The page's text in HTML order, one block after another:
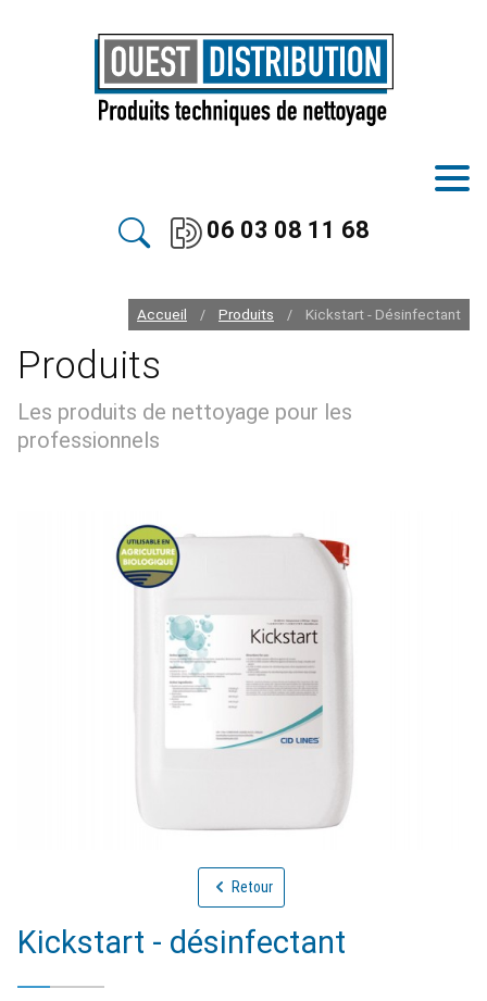
06 03 08 11 68
Accueil / Produits / Kickstart - Désinfectant
Produits
Les produits de nettoyage pour les
professionnels
Retour
Kickstart - désinfectant